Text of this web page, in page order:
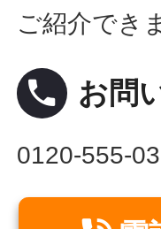
ご紹介でき
local_phone お問
0120-555-